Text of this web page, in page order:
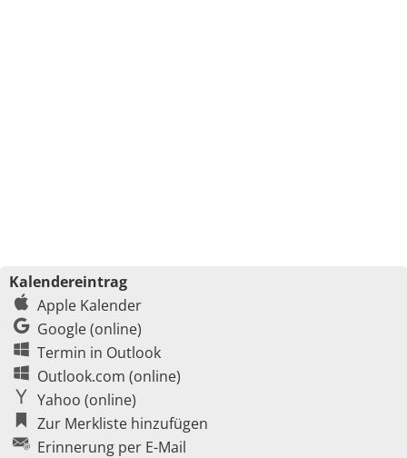
Kalendereintrag
Apple Kalender
Google (online)
Termin in Outlook
Outlook.com (online)
Yahoo (online)
Zur Merkliste hinzufügen
Erinnerung per E-Mail